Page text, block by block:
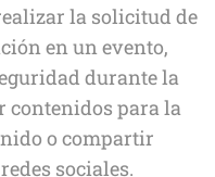
la solicitud de
en un evento,
durante la
contenidos para la
o compartir
sociales.